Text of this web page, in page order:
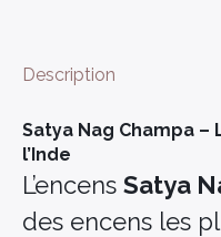
Description
Satya Nag Champa –
l’Inde
L’encens Satya
des encens les